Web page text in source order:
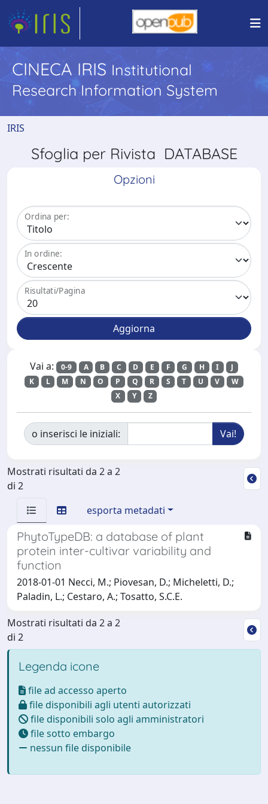
CINECA IRIS Institutional
Research Information System
IRIS
Sfoglia per Rivista DATABASE
Opzioni
Ordina per:
In ordine:
Risultati/Pagina
Vai a: 0-9 A B C D E F G H I
J
K
L M N O P Q R S T U V
W
X
Y Z
o inserisci le iniziali:
Mostrati risultati da 2 a 2
di 2
esporta metadati
PhytoTypeDB: a database of plant
protein inter-cultivar variability and
function
2018-01-01 Necci, M.; Piovesan, D.; Micheletti, D.;
Paladin, L.; Cestaro, A.; Tosatto, S.C.E.
Mostrati risultati da 2 a 2
di 2
Legenda icone
file ad accesso aperto
file disponibili agli utenti autorizzati
file disponibili solo agli amministratori
file sotto embargo
nessun file disponibile